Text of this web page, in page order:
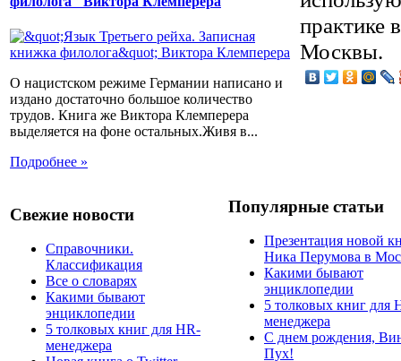
О нацистском режиме Германии написано и
издано достаточно большое количество
трудов. Книга же Виктора Клемперера
выделяется на фоне остальных.Живя в...
Подробнее »
практике
Москвы.
Свежие новости
Справочники.
Классификация
Все о словарях
Какими бывают
энциклопедии
5 толковых книг для HR-
менеджера
Популярные статьи
Презентация новой
Ника Перумова в
Какими бывают
энциклопедии
5 толковых книг для
менеджера
С днем рождения,
Пух!